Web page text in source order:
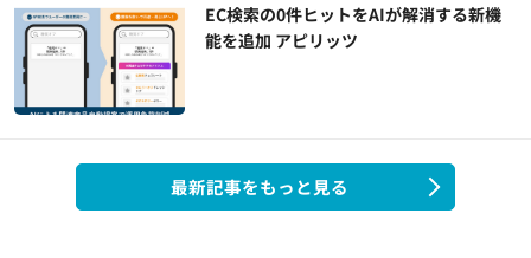
EC検索の0件ヒットをAIが解消する新機
能を追加 アピリッツ
最新記事をもっと見る